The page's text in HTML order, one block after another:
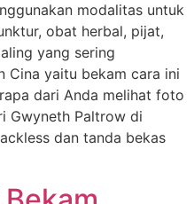
modalitas untuk
obat herbal, pijat,
yang sering
Cina yaitu bekam cara ini
dari Anda melihat foto
Gwyneth Paltrow di
dan tanda bekas